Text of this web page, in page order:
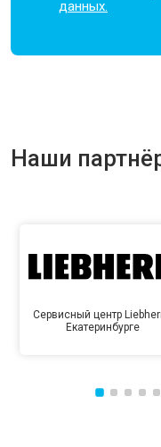
данных.
Наши
Сервисный центр
Екатеринбурге